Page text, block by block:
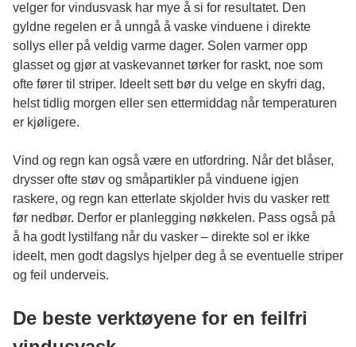
velger for vindusvask har mye å si for resultatet. Den
gyldne regelen er å unngå å vaske vinduene i direkte
sollys eller på veldig varme dager. Solen varmer opp
glasset og gjør at vaskevannet tørker for raskt, noe som
ofte fører til striper. Ideelt sett bør du velge en skyfri dag,
helst tidlig morgen eller sen ettermiddag når temperaturen
er kjøligere.
Vind og regn kan også være en utfordring. Når det blåser,
drysser ofte støv og småpartikler på vinduene igjen
raskere, og regn kan etterlate skjolder hvis du vasker rett
før nedbør. Derfor er planlegging nøkkelen. Pass også på
å ha godt lystilfang når du vasker – direkte sol er ikke
ideelt, men godt dagslys hjelper deg å se eventuelle striper
og feil underveis.
De beste verktøyene for en feilfri